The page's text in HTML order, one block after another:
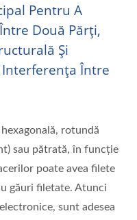
Pentru A
Două Părți,
Și
Interferența Între
rotundă
sau pătrată, în funcție
poate avea filete
găuri filetate. Atunci
sunt adesea